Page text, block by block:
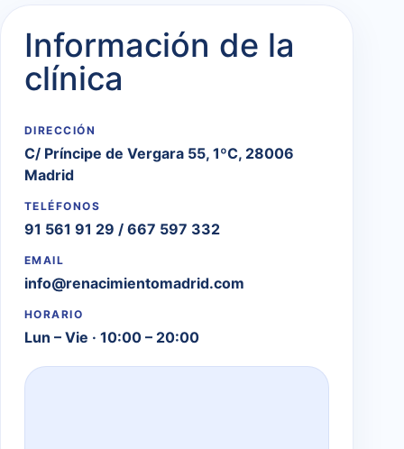
Información de la
clínica
DIRECCIÓN
C/ Príncipe de Vergara 55, 1ºC, 28006
Madrid
TELÉFONOS
91 561 91 29 / 667 597 332
EMAIL
info@renacimientomadrid.com
HORARIO
Lun – Vie · 10:00 – 20:00